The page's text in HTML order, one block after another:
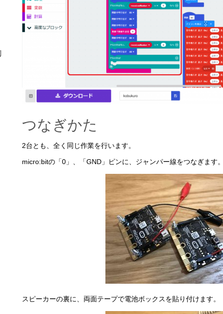
つなぎかた
2台とも、全く同じ作業を行います。
micro:bitの「0」、「GND」ピンに、ジャンパー線をつなぎます。
スピーカーの裏に、両面テープで電池ボックスを貼り付けます。